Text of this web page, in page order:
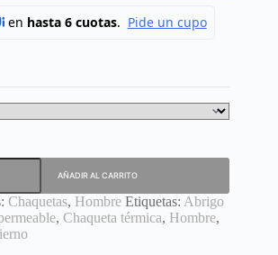
AÑADIR AL CARRITO
Chaquetas, Hombre Etiquetas: Abrigo
, Chaqueta térmica, Hombre,